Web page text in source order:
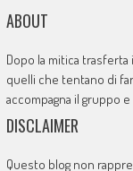
ABOUT
Dopo la mitica
quelli che tentano di
accompagna il gruppo
DISCLAIMER
Questo blog non